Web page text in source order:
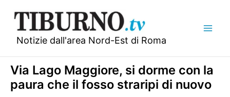
contenuto
Notizie dall'area Nord-Est di Roma
Via Lago Maggiore, si dorme con la
paura che il fosso straripi di nuovo